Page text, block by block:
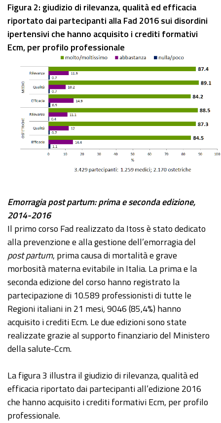
Figura 2: giudizio di rilevanza, qualità ed efficacia
riportato dai partecipanti alla Fad 2016 sui disordini
ipertensivi che hanno acquisito i crediti formativi
Ecm, per profilo professionale
Emorragia post partum: prima e seconda edizione,
2014-2016
Il primo corso Fad realizzato da Itoss è stato dedicato
alla prevenzione e alla gestione dell’emorragia del
post partum, prima causa di mortalità e grave
morbosità materna evitabile in Italia. La prima e la
seconda edizione del corso hanno registrato la
partecipazione di 10.589 professionisti di tutte le
Regioni italiani in 21 mesi, 9046 (85,4%) hanno
acquisito i crediti Ecm. Le due edizioni sono state
realizzate grazie al supporto finanziario del Ministero
della salute-Ccm.
La figura 3 illustra il giudizio di rilevanza, qualità ed
efficacia riportato dai partecipanti all’edizione 2016
che hanno acquisito i crediti formativi Ecm, per profilo
professionale.